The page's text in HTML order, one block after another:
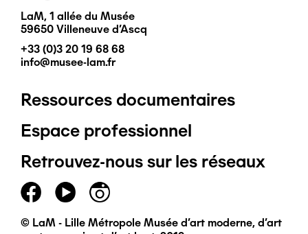
LaM, 1 allée du Musée
59650 Villeneuve d'Ascq
+33 (0)3 20 19 68 68
info@musee-lam.fr
Pied
de
page
principal
Ressources documentaires
Espace professionnel
Retrouvez-nous sur les réseaux
© LaM - Lille Métropole Musée d'art moderne, d'art